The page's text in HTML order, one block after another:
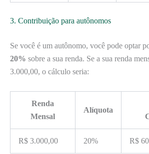
3. Contribuição para autônomos
Se você é um autônomo, você pode optar
20% sobre a sua renda. Se a sua renda
3.000,00, o cálculo seria:
Renda
Mensal
Alíquota
R$ 3.000,00 20% R$